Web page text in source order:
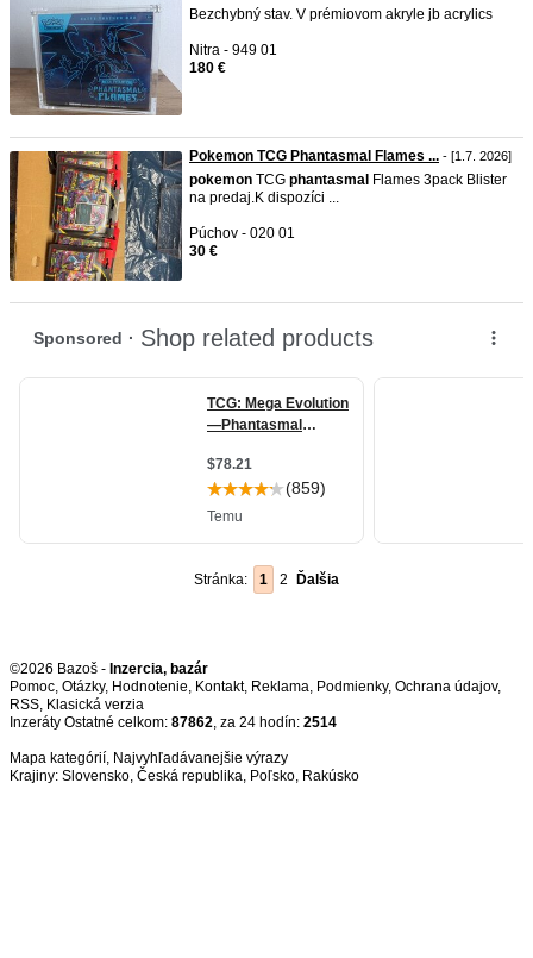
Bezchybný stav. V prémiovom akryle jb acrylics
Nitra - 949 01
180 €
Pokemon TCG Phantasmal Flames ... - [1.7. 2026]
pokemon TCG phantasmal Flames 3pack Blister
na predaj.K dispozíci ...
Púchov - 020 01
30 €
Stránka: 1 2 Ďalšia
©2026 Bazoš - Inzercia, bazár
Pomoc, Otázky, Hodnotenie, Kontakt, Reklama, Podmienky, Ochrana údajov,
RSS,
Inzeráty Ostatné celkom: 87862, za 24 hodín: 2514
Mapa kategórií, Najvyhľadávanejšie výrazy
Krajiny: Slovensko, Česká republika, Poľsko, Rakúsko